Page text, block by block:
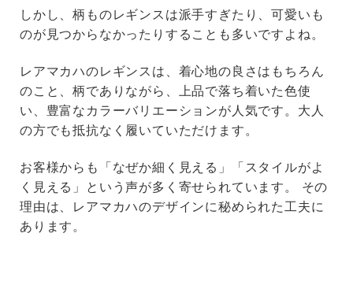
しかし、柄ものレギンスは派手すぎたり、可愛いも
のが見つからなかったりすることも多いですよね。
レアマカハのレギンスは、着心地の良さはもちろん
のこと、柄でありながら、上品で落ち着いた色使
い、豊富なカラーバリエーションが人気です。大人
の方でも抵抗なく履いていただけます。
お客様からも「なぜか細く見える」「スタイルがよ
く見える」という声が多く寄せられています。 その
理由は、レアマカハのデザインに秘められた工夫に
あります。